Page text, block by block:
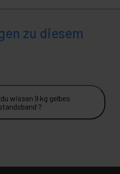
zu diesem
wissen 9 kg gelbes
?